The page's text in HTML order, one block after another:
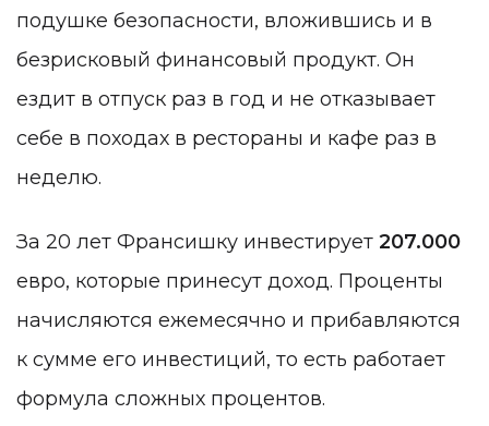
подушке безопасности, вложившись и в
безрисковый финансовый продукт. Он
ездит в отпуск раз в год и не отказывает
себе в походах в рестораны и кафе раз в
неделю.
За 20 лет Франсишку инвестирует 207.000
евро, которые принесут доход. Проценты
начисляются ежемесячно и прибавляются
к сумме его инвестиций, то есть работает
формула сложных процентов.